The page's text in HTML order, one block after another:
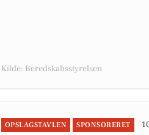
Kilde: Beredskabsstyrelsen
OPSLAGSTAVLEN SPONSORERET